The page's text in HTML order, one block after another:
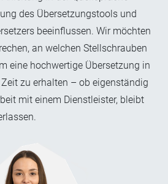
des Übersetzungstools und
beeinflussen. Wir möchten
an welchen Stellschrauben
eine hochwertige Übersetzung in
zu erhalten – ob eigenständig
mit einem Dienstleister, bleibt